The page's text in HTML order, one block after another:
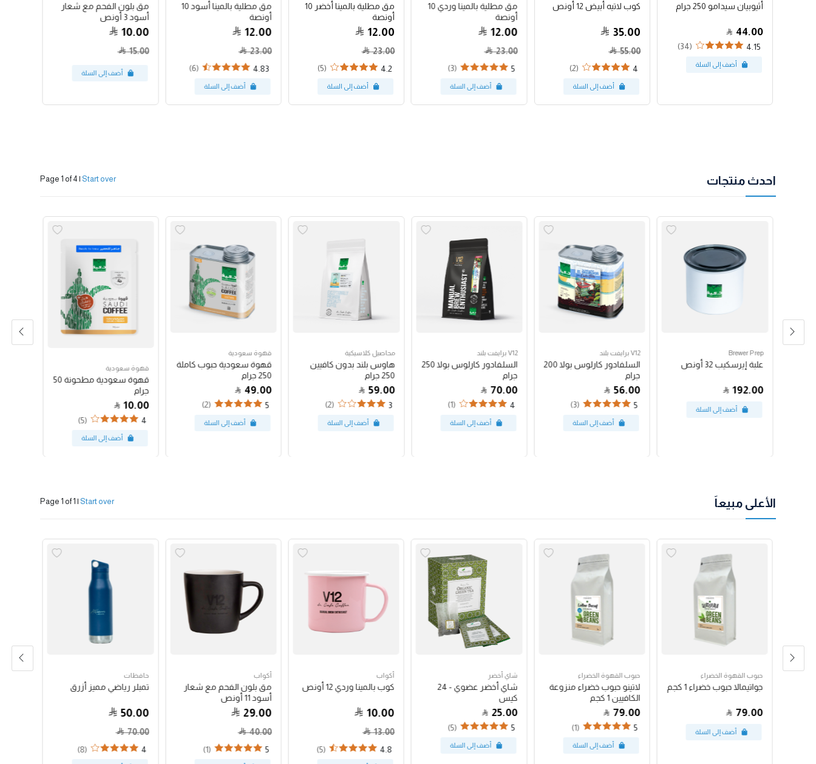
أثيوبيان سيدامو 250 جرام
44.00
4.15
(34)
كوب لاتيه أبيض 12 أونص
35.00
55.00
4
(2)
مق مطلية بالمينا وردي 10
أونصة
12.00
23.00
5
(3)
مق مطلية بالمينا أخضر 10
أونصة
12.00
23.00
4.2
(5)
مق مطلية بالمينا أسود 10
أونصة
12.00
23.00
4.83
(6)
مق بلون الفحم مع شعار
أسود 3 أونص
10.00
15.00
احدث منتجات Page 1 of 4 | Start over
Brewer Prep
علبة إيرسكيب 32 أونص
192.00
V12 برايفت بلند
السلفادور كارلوس بولا 200
جرام
56.00
5
(3)
V12 برايفت بلند
السلفادور كارلوس بولا 250
جرام
70.00
4
(1)
محاصيل كلاسيكية
هاوس بلند بدون كافيين
250 جرام
59.00
3
(2)
قهوة سعودية
قهوة سعودية حبوب كاملة
250 جرام
49.00
5
(2)
قهوة سعودية
قهوة سعودية مطحونة 50
جرام
10.00
4
(5)
الأعلى مبيعاً Page 1 of 1 | Start over
حبوب القهوة الخضراء
جواتيمالا حبوب خضراء 1 كجم
79.00
حبوب القهوة الخضراء
لاتينو حبوب خضراء منزوعة
الكافيين 1 كجم
79.00
5
(1)
شاي أخضر
شاي أخضر عضوي - 24
كيس
25.00
5
(5)
أكواب
كوب بالمينا وردي 12 أونص
10.00
13.00
4.8
(5)
أكواب
مق بلون الفحم مع شعار
أسود 11 أونص
29.00
40.00
5
(1)
حافظات
تمبلر رياضي مميز أزرق
50.00
70.00
4
(8)